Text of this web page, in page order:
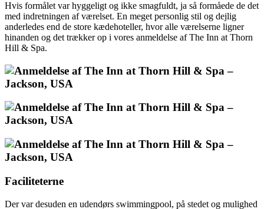
Hvis formålet var hyggeligt og ikke smagfuldt, ja så formåede de det
med indretningen af værelset. En meget personlig stil og dejlig
anderledes end de store kædehoteller, hvor alle værelserne ligner
hinanden og det trækker op i vores anmeldelse af The Inn at Thorn
Hill & Spa.
Faciliteterne
Der var desuden en udendørs swimmingpool, på stedet og mulighed